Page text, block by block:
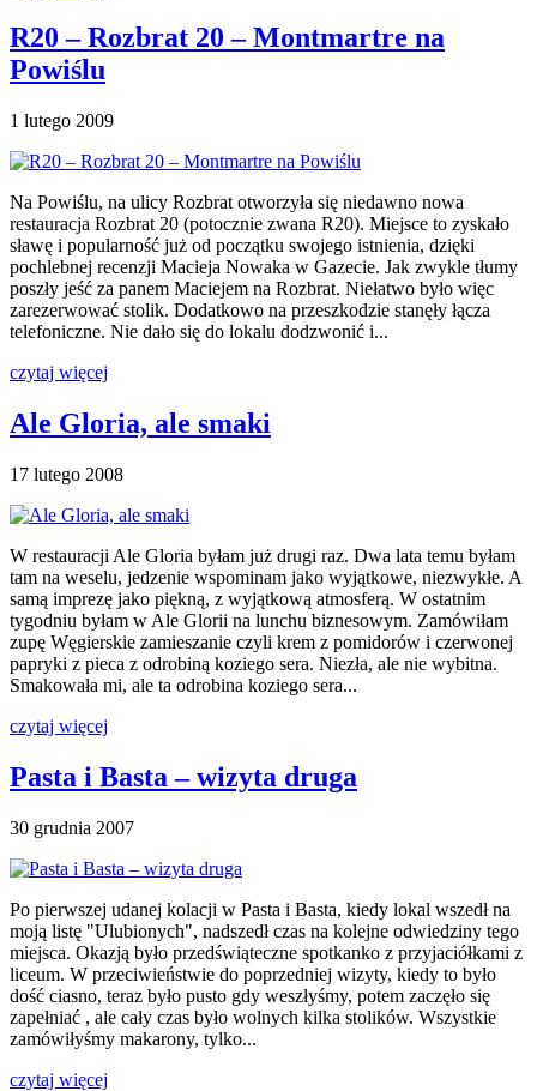
R20 – Rozbrat 20 – Montmartre na
Powiślu
1 lutego 2009
Na Powiślu, na ulicy Rozbrat otworzyła się niedawno nowa
restauracja Rozbrat 20 (potocznie zwana R20). Miejsce to zyskało
sławę i popularność już od początku swojego istnienia, dzięki
pochlebnej recenzji Macieja Nowaka w Gazecie. Jak zwykle tłumy
poszły jeść za panem Maciejem na Rozbrat. Niełatwo było więc
zarezerwować stolik. Dodatkowo na przeszkodzie stanęły łącza
telefoniczne. Nie dało się do lokalu dodzwonić i...
czytaj więcej
Ale Gloria, ale smaki
17 lutego 2008
W restauracji Ale Gloria byłam już drugi raz. Dwa lata temu byłam
tam na weselu, jedzenie wspominam jako wyjątkowe, niezwykłe. A
samą imprezę jako piękną, z wyjątkową atmosferą. W ostatnim
tygodniu byłam w Ale Glorii na lunchu biznesowym. Zamówiłam
zupę Węgierskie zamieszanie czyli krem z pomidorów i czerwonej
papryki z pieca z odrobiną koziego sera. Niezła, ale nie wybitna.
Smakowała mi, ale ta odrobina koziego sera...
czytaj więcej
Pasta i Basta – wizyta druga
30 grudnia 2007
Po pierwszej udanej kolacji w Pasta i Basta, kiedy lokal wszedł na
moją listę "Ulubionych", nadszedł czas na kolejne odwiedziny tego
miejsca. Okazją było przedświąteczne spotkanko z przyjaciółkami z
liceum. W przeciwieństwie do poprzedniej wizyty, kiedy to było
dość ciasno, teraz było pusto gdy weszłyśmy, potem zaczęło się
zapełniać , ale cały czas było wolnych kilka stolików. Wszystkie
zamówiłyśmy makarony, tylko...
czytaj więcej